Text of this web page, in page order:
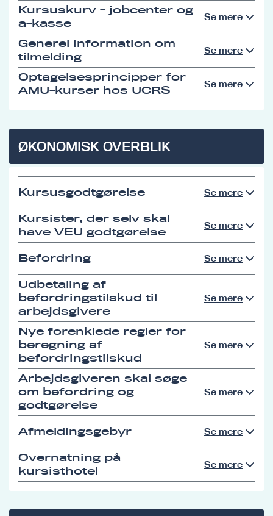
Kursuskurv - jobcenter og
a-kasse
Se mere
Generel information om
tilmelding
Se mere
Optagelsesprincipper for
AMU-kurser hos UCRS
Se mere
ØKONOMISK OVERBLIK
Kursusgodtgørelse Se mere
Kursister, der selv skal
have VEU godtgørelse
Se mere
Befordring Se mere
Udbetaling af
befordringstilskud til
arbejdsgivere
Se mere
Nye forenklede regler for
beregning af
befordringstilskud
Se mere
Arbejdsgiveren skal søge
om befordring og
godtgørelse
Se mere
Afmeldingsgebyr Se mere
Overnatning på
kursisthotel
Se mere